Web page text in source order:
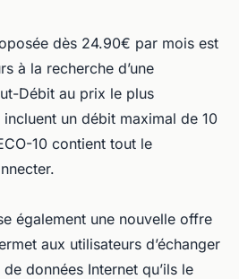
dès 24.90€ par mois est
à la recherche d’une
Débit au prix le plus
un débit maximal de 10
10 contient tout le
également une nouvelle offre
aux utilisateurs d’échanger
données Internet qu’ils le